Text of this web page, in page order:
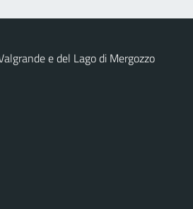
e del Lago di Mergozzo